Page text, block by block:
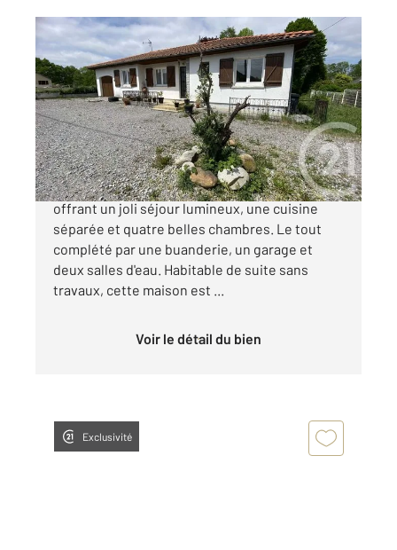
LANNEMEZAN 65
122,87 m2, 5 pièces
Ref : 18406
Maison à vendre
216 000 €
Maison de plain-pied de 123m² à Lannemezan,
offrant un joli séjour lumineux, une cuisine
séparée et quatre belles chambres. Le tout
complété par une buanderie, un garage et
deux salles d'eau. Habitable de suite sans
travaux, cette maison est ...
Voir le détail du bien
Exclusivité